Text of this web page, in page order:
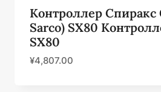
Контроллер Спиракс
Sarco) SX80
SX80
¥4,807.00